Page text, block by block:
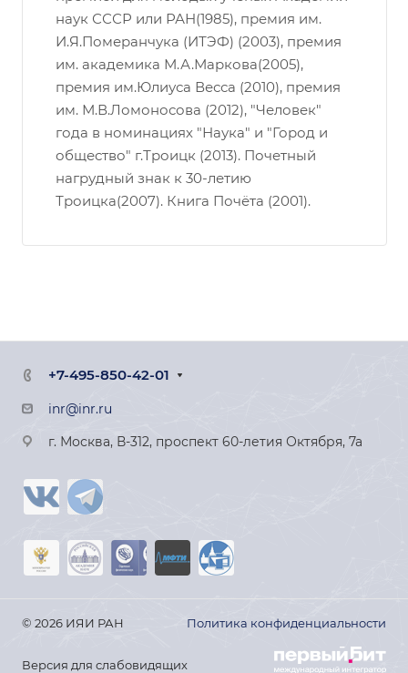
наук СССР или РАН(1985), премия им.
И.Я.Померанчука (ИТЭФ) (2003), премия
им. академика М.А.Маркова(2005),
премия им.Юлиуса Весса (2010), премия
им. М.В.Ломоносова (2012), "Человек"
года в номинациях "Наука" и "Город и
общество" г.Троицк (2013). Почетный
нагрудный знак к 30-летию
Троицка(2007). Книга Почёта (2001).
+7-495-850-42-01
inr@inr.ru
г. Москва, В-312, проспект 60-летия Октября, 7а
© 2026 ИЯИ РАН Политика конфиденциальности
Версия для слабовидящих